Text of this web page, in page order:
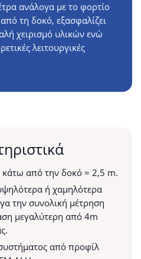
ανάλογα με το φορτίο
τη δοκό, εξασφαλίζει
χειρισμό υλικών ενώ
λειτουργικές
κάτω από την δοκό = 2,5 m.
ή χαμηλότερα
την συνολική μέτρηση
μεγαλύτερη από 4m
από προφίλ